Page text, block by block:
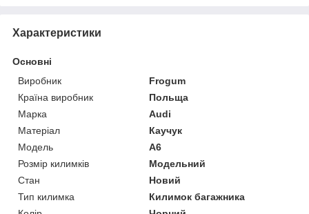
Характеристики
Основні
Виробник
Frogum
Країна виробник
Польща
Марка
Audi
Матеріал
Каучук
Модель
A6
Розмір килимків
Модельний
Стан
Новий
Тип килимка
Килимок багажника